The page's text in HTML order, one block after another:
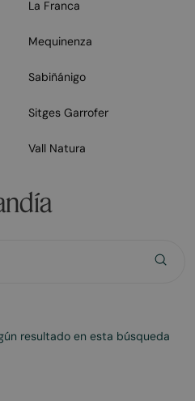
La Franca
Mequinenza
Sabiñánigo
Sitges Garrofer
Vall Natura
resultado en esta búsqueda